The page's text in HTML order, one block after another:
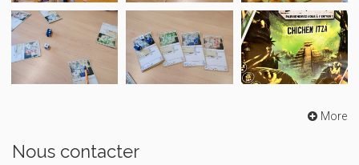
More
Nous contacter